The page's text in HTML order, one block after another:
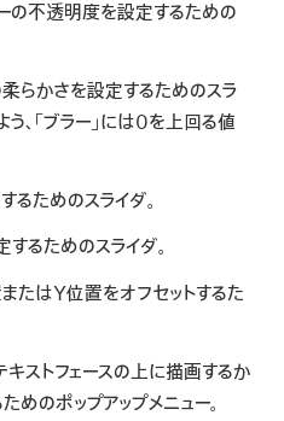
の不透明度を設定するための
らかさを設定するためのスラ
、「ブラー」には0を上回る値
るためのスライダ。
るためのスライダ。
たはY位置をオフセットするた
キストフェースの上に描画するか
のポップアップメニュー。